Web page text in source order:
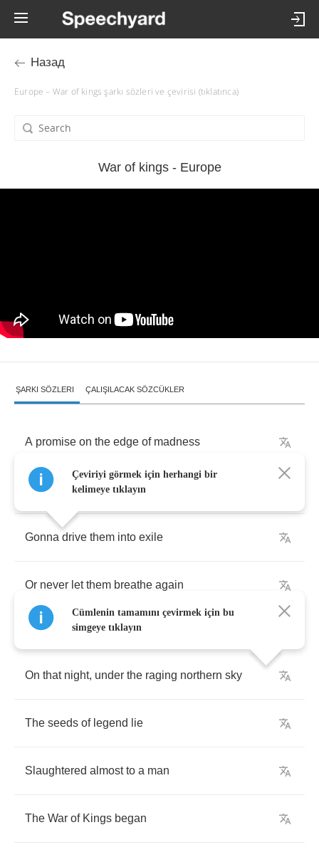
Назад
Europe – War of kings şarkı sözleri ve çevirisi (tıklatınca)
War of kings - Europe
ŞARKI SÖZLERI ÇALIŞILACAK SÖZCÜKLER
A promise on the edge of madness
An oath amongst the world
Gonna drive them into exile
Or never let them breathe again
On that night, under the raging northern sky
The seeds of legend lie
Slaughtered almost to a man
The War of Kings began
Çeviriyi görmek için herhangi bir
kelimeye tıklayın
Cümlenin tamamını çevirmek için bu
simgeye tıklayın